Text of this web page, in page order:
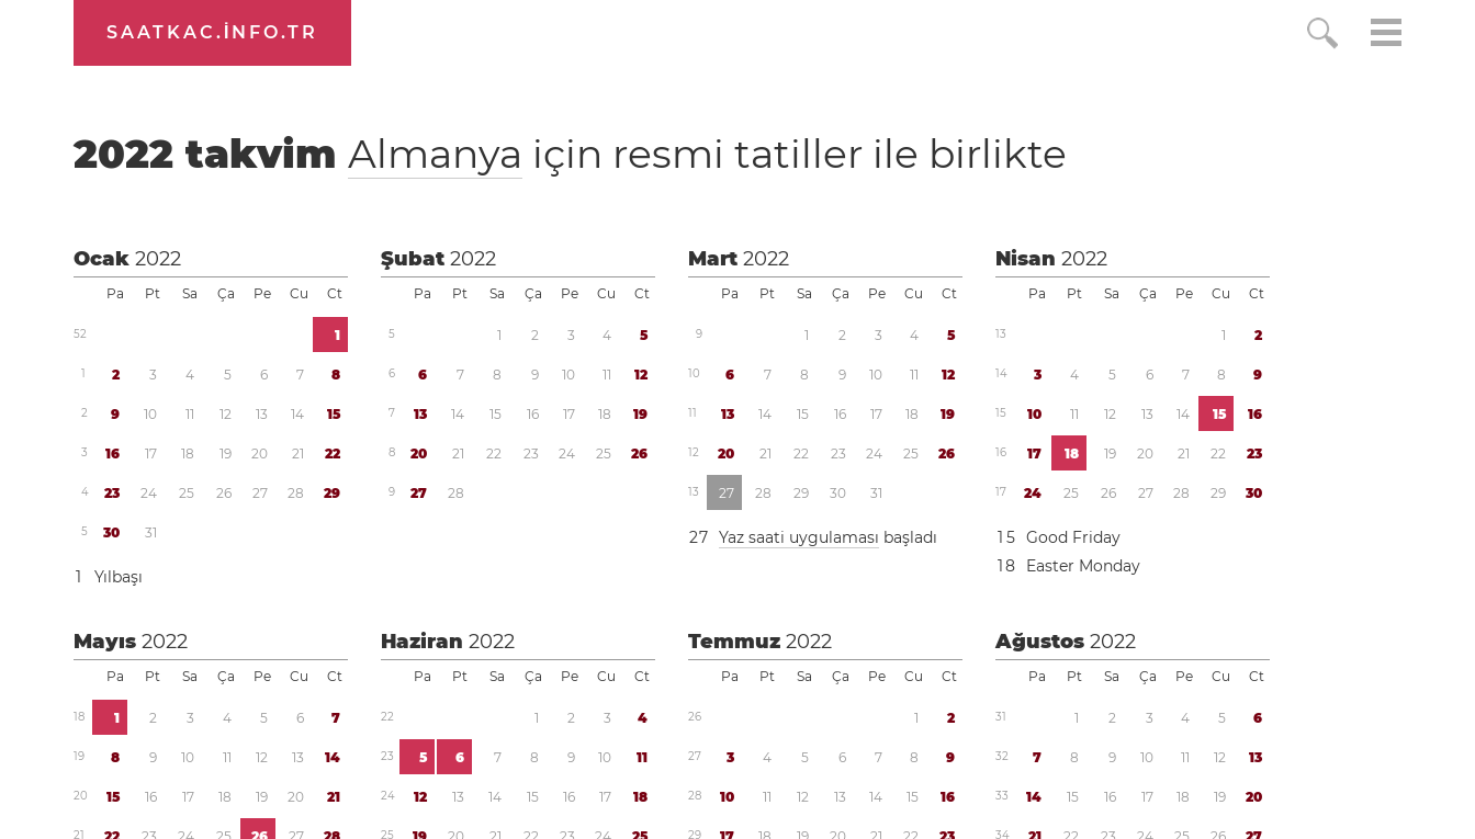
SAATKAC.INFO.TR
2022 takvimAlmanya için resmi tatiller ile birlikte
Ocak2022
Pa Pt Sa Ça Pe Cu Ct
52 1
1 2 3 4 5 6 7 8
2 9 10 11 12 13 14 15
3 16 17 18 19 20 21 22
4 23 24 25 26 27 28 29
5 30 31
1 Yılbaşı
Şubat2022
Pa Pt Sa Ça Pe Cu Ct
5 1 2 3 4 5
6 6 7 8 9 10 11 12
7 13 14 15 16 17 18 19
8 20 21 22 23 24 25 26
9 27 28
Mart2022
Pa Pt Sa Ça Pe Cu Ct
9 1 2 3 4 5
10 6 7 8 9 10 11 12
11 13 14 15 16 17 18 19
12 20 21 22 23 24 25 26
13 27 28 29 30 31
27 Yaz saati uygulaması başladı
Nisan2022
Pa Pt Sa Ça Pe Cu Ct
13 1 2
14 3 4 5 6 7 8 9
15 10 11 12 13 14 15 16
16 17 18 19 20 21 22 23
17 24 25 26 27 28 29 30
1 5 Good Friday
18 Easter Monday
Mayıs2022
Pa Pt Sa Ça Pe Cu Ct
18 1 2 3 4 5 6 7
19 8 9 10 11 12 13 14
20 15 16 17 18 19 20 21
21
Haziran2022
Pa Pt Sa Ça Pe Cu Ct
22 1 2 3 4
23 5 6 7 8 9 10 11
24 12 13 14 15 16 17 18
25
Temmuz2022
Pa Pt Sa Ça Pe Cu Ct
26 1 2
27 3 4 5 6 7 8 9
28 10 11 12 13 14 15 16
29
Ağustos2022
Pa Pt Sa Ça Pe Cu Ct
31 1 2 3 4 5 6
32 7 8 9 10 11 12 13
33 14 15 16 17 18 19 20
34